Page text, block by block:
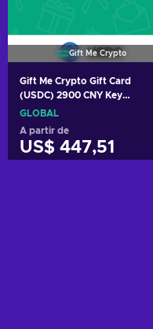
Gift Me Crypto
Gift Me Crypto Gift Card
(USDC) 2900 CNY Key
GLOBAL
GLOBAL
A partir de
US$ 447,51